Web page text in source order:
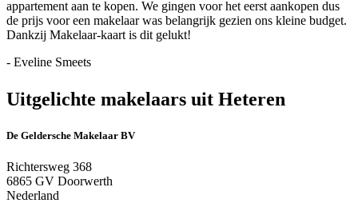
appartement aan te kopen. We gingen voor het eerst aankopen dus
de prijs voor een makelaar was belangrijk gezien ons kleine budget.
Dankzij Makelaar-kaart is dit gelukt!
- Eveline Smeets
Uitgelichte makelaars uit Heteren
De Geldersche Makelaar BV
Richtersweg 368
6865 GV Doorwerth
Nederland